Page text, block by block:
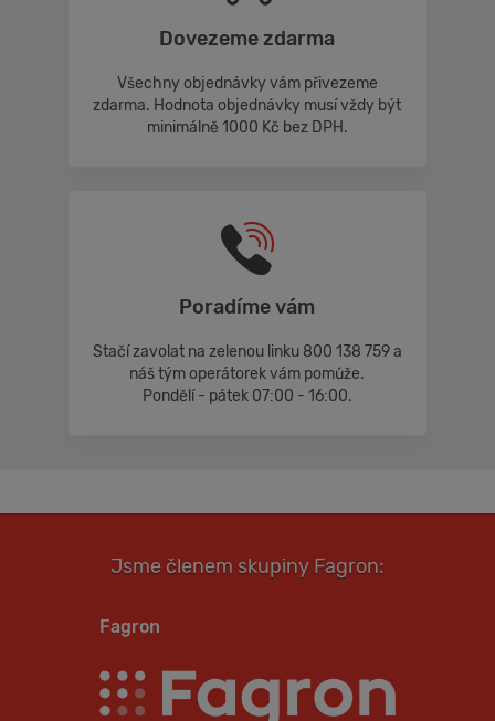
Dovezeme zdarma
Všechny objednávky vám přivezeme
zdarma. Hodnota objednávky musí vždy být
minimálně 1000 Kč bez DPH.
Poradíme vám
Stačí zavolat na zelenou linku 800 138 759 a
náš tým operátorek vám pomůže.
Pondělí - pátek 07:00 - 16:00.
Jsme členem skupiny Fagron:
Fagron